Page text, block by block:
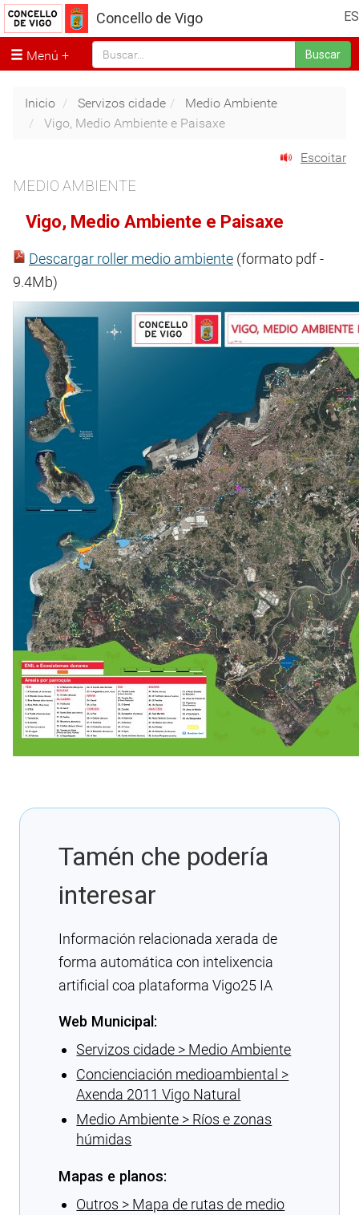
ES
Concello de Vigo
Menú Buscar
Inicio Servizos cidade
Medio Ambiente
Vigo, Medio Ambiente e Paisaxe
Escoitar
MEDIO AMBIENTE
Vigo, Medio Ambiente e Paisaxe
Descargar roller medio ambiente (formato pdf -
9.4Mb)
Tamén che podería
interesar
Información relacionada xerada de
forma automática con intelixencia
artificial coa plataforma Vigo25 IA
Web Municipal:
Servizos cidade > Medio Ambiente
Concienciación medioambiental >
Axenda 2011 Vigo Natural
Medio Ambiente > Ríos e zonas
húmidas
Mapas e planos:
Outros > Mapa de rutas de medio